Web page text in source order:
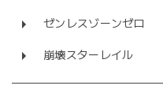
ゼンレスゾーンゼロ
崩壊スターレイル